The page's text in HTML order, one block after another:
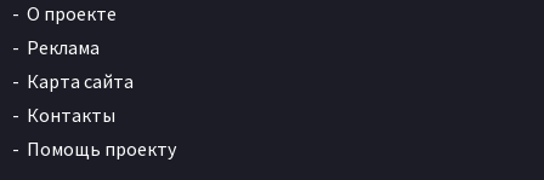
О проекте
Реклама
Карта сайта
Контакты
Помощь проекту